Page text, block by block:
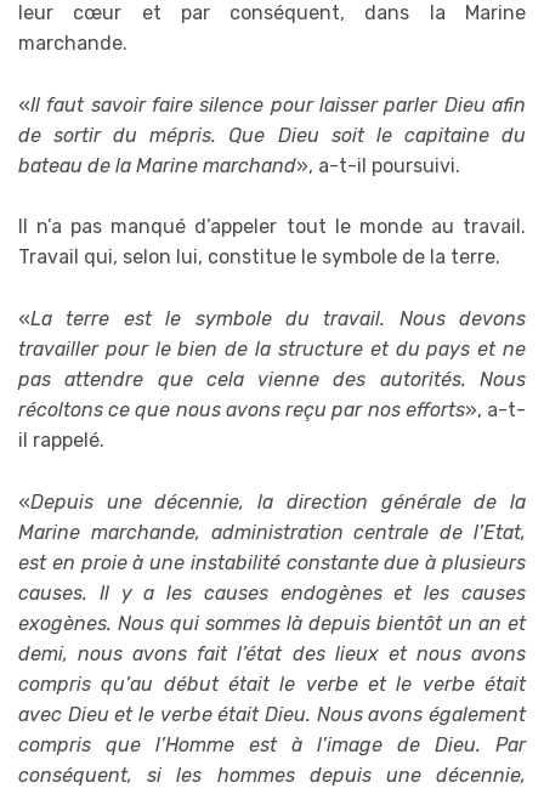
leur cœur et par conséquent, dans la Marine
marchande.
«Il faut savoir faire silence pour laisser parler Dieu afin
de sortir du mépris. Que Dieu soit le capitaine du
bateau de la Marine marchand», a-t-il poursuivi.
Il n’a pas manqué d’appeler tout le monde au travail.
Travail qui, selon lui, constitue le symbole de la terre.
«La terre est le symbole du travail. Nous devons
travailler pour le bien de la structure et du pays et ne
pas attendre que cela vienne des autorités. Nous
récoltons ce que nous avons reçu par nos efforts», a-t-
il rappelé.
«Depuis une décennie, la direction générale de la
Marine marchande, administration centrale de l’Etat,
est en proie à une instabilité constante due à plusieurs
causes. Il y a les causes endogènes et les causes
exogènes. Nous qui sommes là depuis bientôt un an et
demi, nous avons fait l’état des lieux et nous avons
compris qu’au début était le verbe et le verbe était
avec Dieu et le verbe était Dieu. Nous avons également
compris que l’Homme est à l’image de Dieu. Par
conséquent, si les hommes depuis une décennie,